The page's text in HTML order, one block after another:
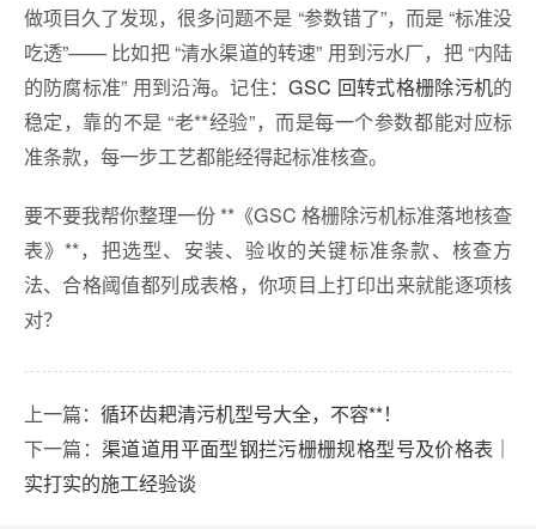
做项目久了发现，很多问题不是 “参数错了”，而是 “标准没
吃透”—— 比如把 “清水渠道的转速” 用到污水厂，把 “内陆
的防腐标准” 用到沿海。记住：GSC 回转式格栅除污机的
稳定，靠的不是 “老**经验”，而是每一个参数都能对应标
准条款，每一步工艺都能经得起标准核查。
要不要我帮你整理一份 **《GSC 格栅除污机标准落地核查
表》**，把选型、安装、验收的关键标准条款、核查方
法、合格阈值都列成表格，你项目上打印出来就能逐项核
对？
上一篇： 循环齿耙清污机型号大全，不容**！
下一篇： 渠道道用平面型钢拦污栅栅规格型号及价格表｜
实打实的施工经验谈